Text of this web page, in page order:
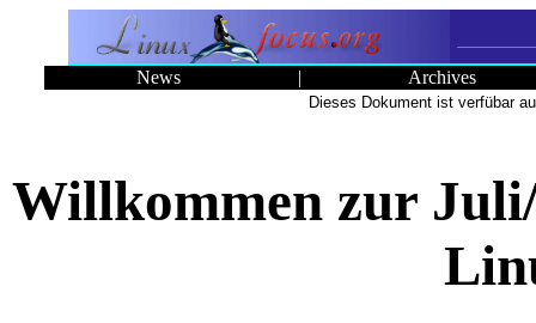
News | Archives
Dieses Dokument ist verfübar
Willkommen zur